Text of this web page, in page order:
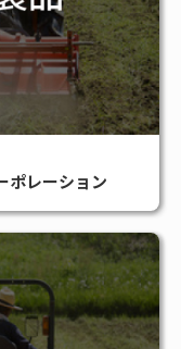
ポレーション